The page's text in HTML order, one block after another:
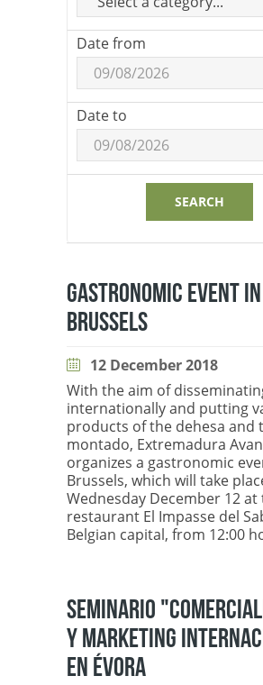
Date from
Date to
SEARCH
GASTRONOMIC EVENT IN
BRUSSELS
12 December 2018
With the aim of
internationally and putting
products of the dehesa and
montado, Extremadura
organizes a gastronomic
Brussels, which will take
Wednesday December 12 at
restaurant El Impasse del
Belgian capital, from 12:00
SEMINARIO
Y MARKETING
EN ÉVORA